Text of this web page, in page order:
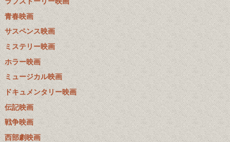
青春映画
サスペンス映画
ミステリー映画
ホラー映画
ミュージカル映画
ドキュメンタリー映画
伝記映画
戦争映画
西部劇映画